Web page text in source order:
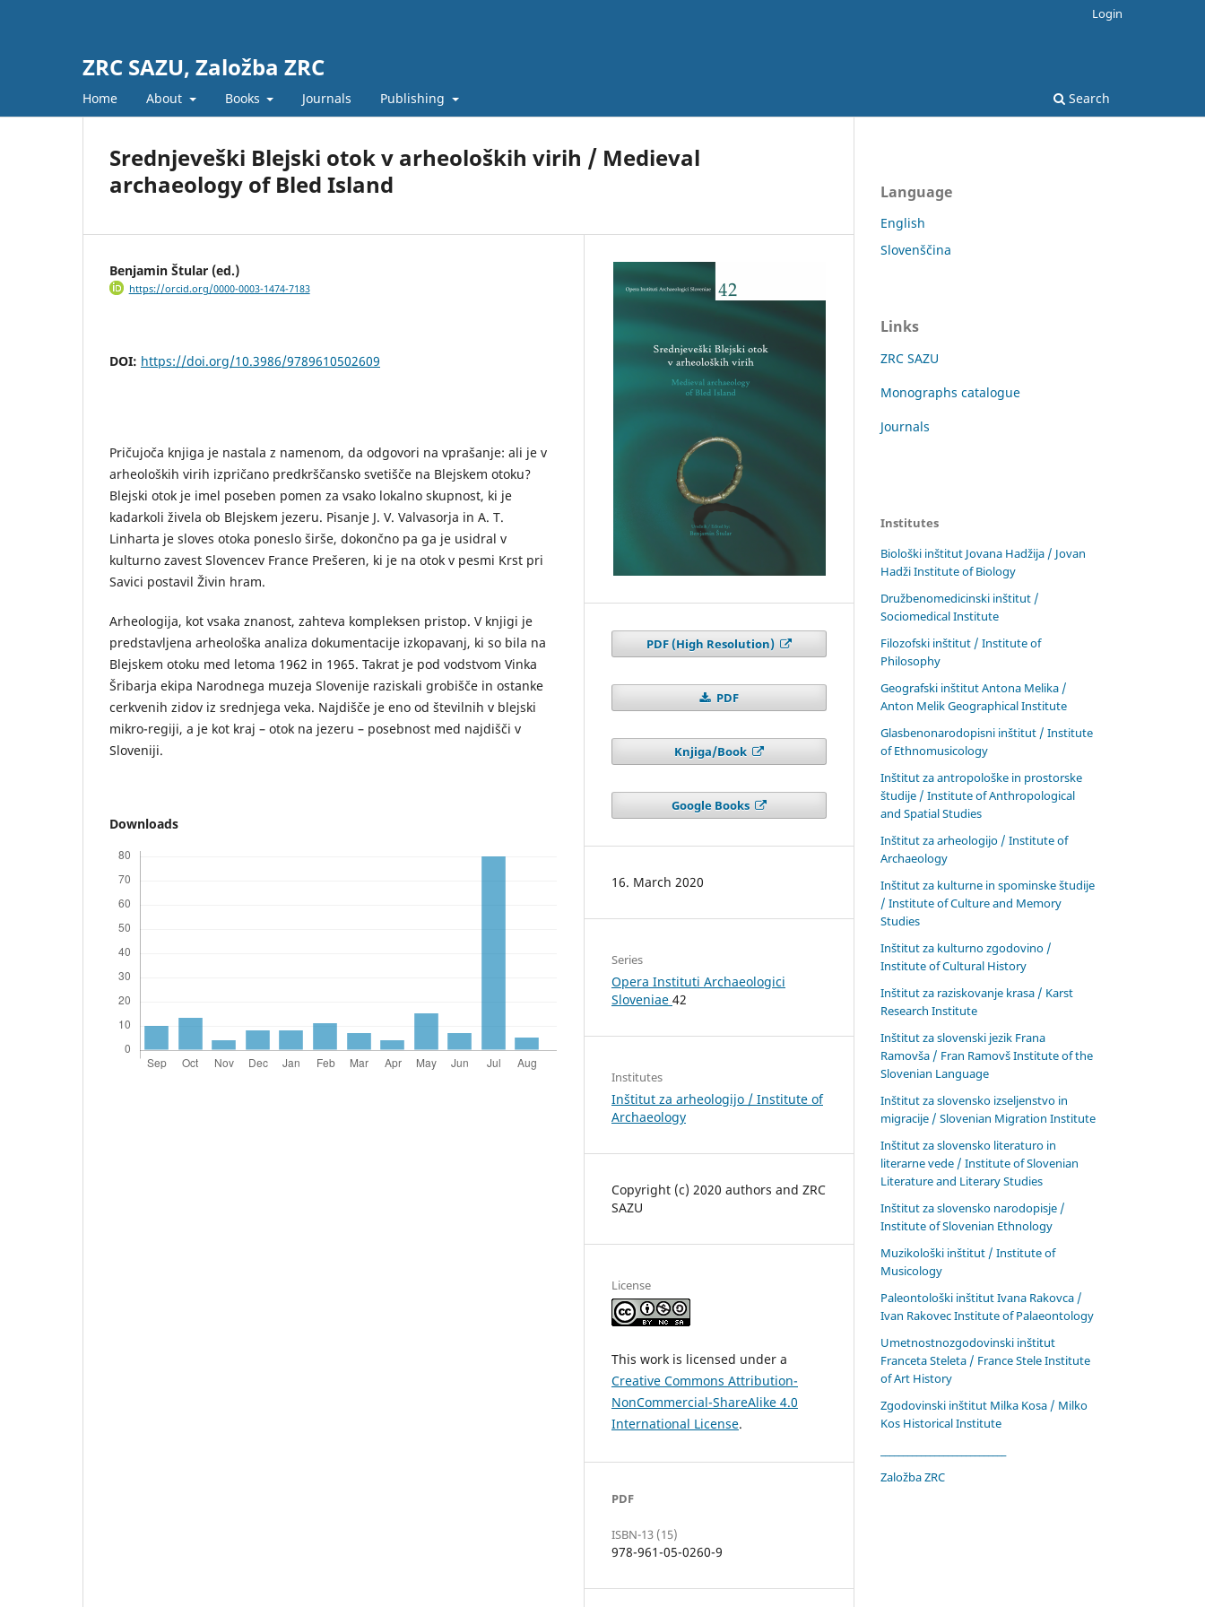
ZRC SAZU, Založba ZRC
Home About Books Journals Publishing Search
Login
Srednjeveški Blejski otok v arheoloških virih / Medieval
archaeology of Bled Island
Benjamin Štular (ed.)
https://orcid.org/0000-0003-1474-7183
DOI: https://doi.org/10.3986/9789610502609
Pričujoča knjiga je nastala z namenom, da odgovori na vprašanje: ali je v
arheoloških virih izpričano predkrščansko svetišče na Blejskem otoku?
Blejski otok je imel poseben pomen za vsako lokalno skupnost, ki je
kadarkoli živela ob Blejskem jezeru. Pisanje J. V. Valvasorja in A. T.
Linharta je sloves otoka poneslo širše, dokončno pa ga je usidral v
kulturno zavest Slovencev France Prešeren, ki je na otok v pesmi Krst pri
Savici postavil Živin hram.
Arheologija, kot vsaka znanost, zahteva kompleksen pristop. V knjigi je
predstavljena arheološka analiza dokumentacije izkopavanj, ki so bila na
Blejskem otoku med letoma 1962 in 1965. Takrat je pod vodstvom Vinka
Šribarja ekipa Narodnega muzeja Slovenije raziskali grobišče in ostanke
cerkvenih zidov iz srednjega veka. Najdišče je eno od številnih v blejski
mikro-regiji, a je kot kraj – otok na jezeru – posebnost med najdišči v
Sloveniji.
Downloads
PDF (High Resolution)
PDF
Knjiga/Book
Google Books
16. March 2020
Series
Opera Instituti Archaeologici
Sloveniae 42
Institutes
Inštitut za arheologijo / Institute of
Archaeology
Copyright (c) 2020 authors and ZRC
SAZU
License
This work is licensed under a
Creative Commons Attribution-
NonCommercial-ShareAlike 4.0
International License.
PDF
ISBN-13 (15)
978-961-05-0260-9
Language
English
Slovenščina
Links
ZRC SAZU
Monographs catalogue
Journals
Institutes
Biološki inštitut Jovana Hadžija / Jovan
Hadži Institute of Biology
Družbenomedicinski inštitut /
Sociomedical Institute
Filozofski inštitut / Institute of
Philosophy
Geografski inštitut Antona Melika /
Anton Melik Geographical Institute
Glasbenonarodopisni inštitut / Institute
of Ethnomusicology
Inštitut za antropološke in prostorske
študije / Institute of Anthropological
and Spatial Studies
Inštitut za arheologijo / Institute of
Archaeology
Inštitut za kulturne in spominske študije
/ Institute of Culture and Memory
Studies
Inštitut za kulturno zgodovino /
Institute of Cultural History
Inštitut za raziskovanje krasa / Karst
Research Institute
Inštitut za slovenski jezik Frana
Ramovša / Fran Ramovš Institute of the
Slovenian Language
Inštitut za slovensko izseljenstvo in
migracije / Slovenian Migration Institute
Inštitut za slovensko literaturo in
literarne vede / Institute of Slovenian
Literature and Literary Studies
Inštitut za slovensko narodopisje /
Institute of Slovenian Ethnology
Muzikološki inštitut / Institute of
Musicology
Paleontološki inštitut Ivana Rakovca /
Ivan Rakovec Institute of Palaeontology
Umetnostnozgodovinski inštitut
Franceta Steleta / France Stele Institute
of Art History
Zgodovinski inštitut Milka Kosa / Milko
Kos Historical Institute
Založba ZRC